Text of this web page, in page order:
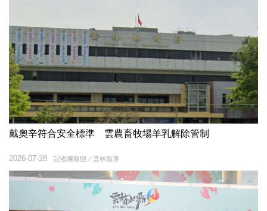
戴奧辛符合安全標準 雲農畜牧場羊乳解除管制
記者陳致愷／雲林報導
2026-07-28